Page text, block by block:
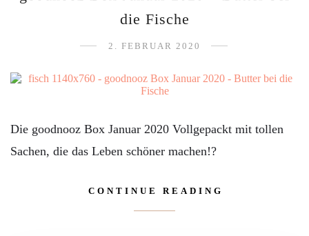
die Fische
2. FEBRUAR 2020
Die goodnooz Box Januar 2020 Vollgepackt mit tollen
Sachen, die das Leben schöner machen!?
CONTINUE READING